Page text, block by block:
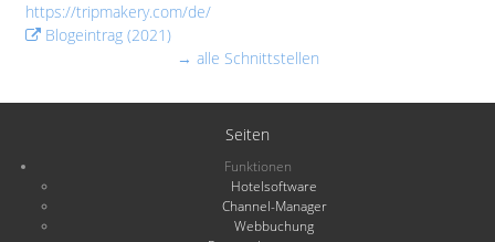
https://tripmakery.com/de/
Blogeintrag (2021)
→ alle Schnittstellen
Seiten
Funktionen
Hotelsoftware
Channel-Manager
Webbuchung